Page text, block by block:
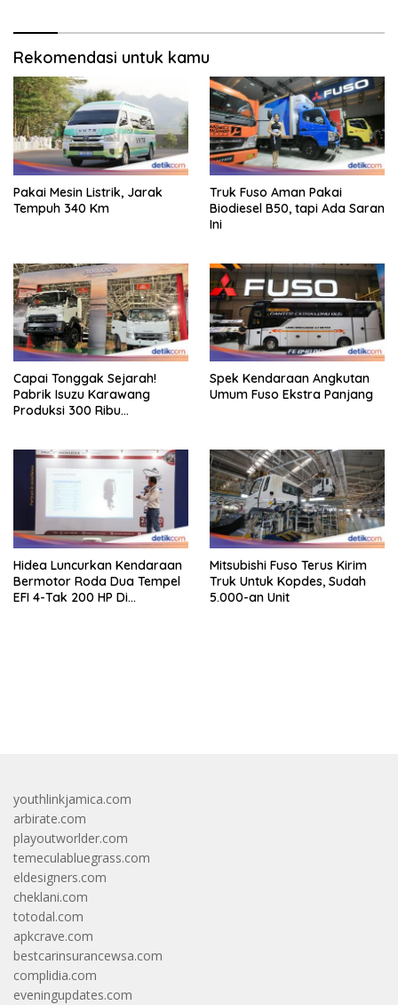
Rekomendasi untuk kamu
Pakai Mesin Listrik, Jarak
Tempuh 340 Km
Truk Fuso Aman Pakai
Biodiesel B50, tapi Ada Saran
Ini
Capai Tonggak Sejarah!
Pabrik Isuzu Karawang
Produksi 300 Ribu
Spek Kendaraan Angkutan
Umum Fuso Ekstra Panjang
Hidea Luncurkan Kendaraan
Bermotor Roda Dua Tempel
EFI 4-Tak 200 HP Di
Mitsubishi Fuso Terus Kirim
Truk Untuk Kopdes, Sudah
5.000-an Unit
youthlinkjamica.com
arbirate.com
playoutworlder.com
temeculabluegrass.com
eldesigners.com
cheklani.com
totodal.com
apkcrave.com
bestcarinsurancewsa.com
complidia.com
eveningupdates.com